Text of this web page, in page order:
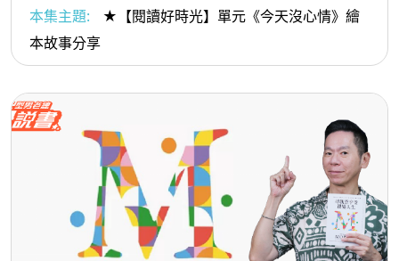
本集主題:
★【閱讀好時光】單元《今天沒心情》繪
本故事分享